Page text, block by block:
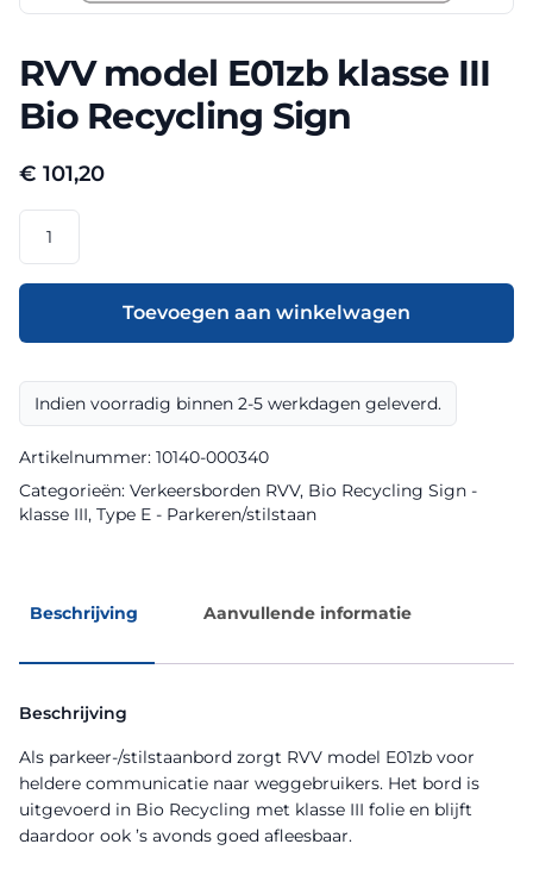
RVV model E01zb klasse III
Bio Recycling Sign
€ 101,20
E01zb
III
Recycling
Sign
aantal
Toevoegen aan winkelwagen
Indien voorradig binnen 2-5 werkdagen geleverd.
Artikelnummer: 10140-000340
Categorieën: Verkeersborden RVV, Bio Recycling Sign -
klasse III, Type E - Parkeren/stilstaan
Beschrijving Aanvullende informatie
Beschrijving
Als parkeer-/stilstaanbord zorgt RVV model E01zb voor
heldere communicatie naar weggebruikers. Het bord is
uitgevoerd in Bio Recycling met klasse III folie en blijft
daardoor ook ’s avonds goed afleesbaar.